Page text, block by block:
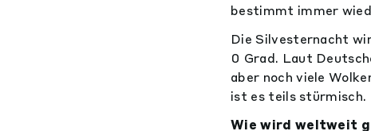
bestimmt immer
Die Silvesternacht
0 Grad. Laut
aber noch viele
ist es teils stürmisch.
Wie wird weltweit